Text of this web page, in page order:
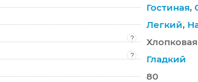
Гостиная,
Легкий,
?
Хлопковая
?
Гладкий
80